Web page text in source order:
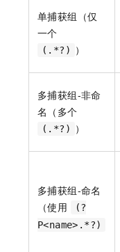
单捕获组（仅
一个
(.*?) ）
多捕获组-非命
名（多个
(.*?) ）
多捕获组-命名
（使用
(?
P<name>.*?)